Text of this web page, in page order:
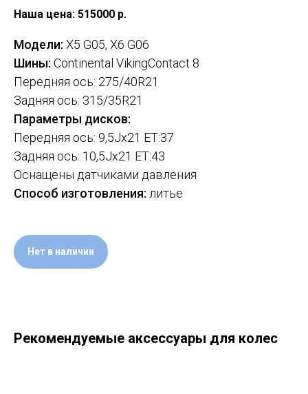
Наша цена: 515000 р.
Модели: X5 G05, X6 G06
Шины: Continental VikingContact 8
Передняя ось: 275/40R21
Задняя ось: 315/35R21
Параметры дисков:
Передняя ось: 9,5Jx21 ET:37
Задняя ось: 10,5Jx21 ET:43
Оснащены датчиками давления
Способ изготовления: литье
Нет в наличии
Рекомендуемые аксессуары для колес